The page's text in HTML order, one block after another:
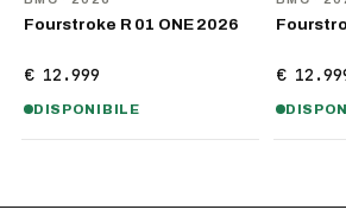
Fourstroke R 01 ONE 2026
€ 12.999
DISPONIBILE
€